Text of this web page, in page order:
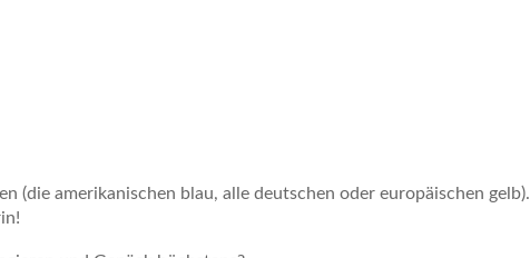
(die amerikanischen blau, alle deutschen oder europäischen gelb).